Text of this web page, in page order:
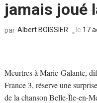
jamais joué
par Albert BOISSIER le 17
Meurtres à Marie-Galante,
France 3, réserve une
de la chanson Belle-Île-en-